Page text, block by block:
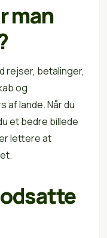
man
rejser, betalinger,
og
af lande. Når du
et bedre billede
lettere at